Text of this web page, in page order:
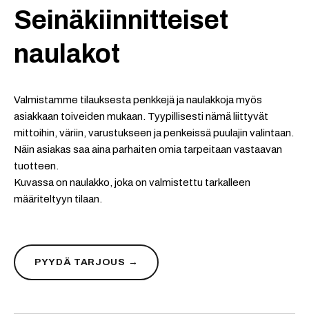
Seinäkiinnitteiset
naulakot
Valmistamme tilauksesta penkkejä ja naulakkoja myös
asiakkaan toiveiden mukaan. Tyypillisesti nämä liittyvät
mittoihin, väriin, varustukseen ja penkeissä puulajin valintaan.
Näin asiakas saa aina parhaiten omia tarpeitaan vastaavan
tuotteen.
Kuvassa on naulakko, joka on valmistettu tarkalleen
määriteltyyn tilaan.
PYYDÄ TARJOUS →